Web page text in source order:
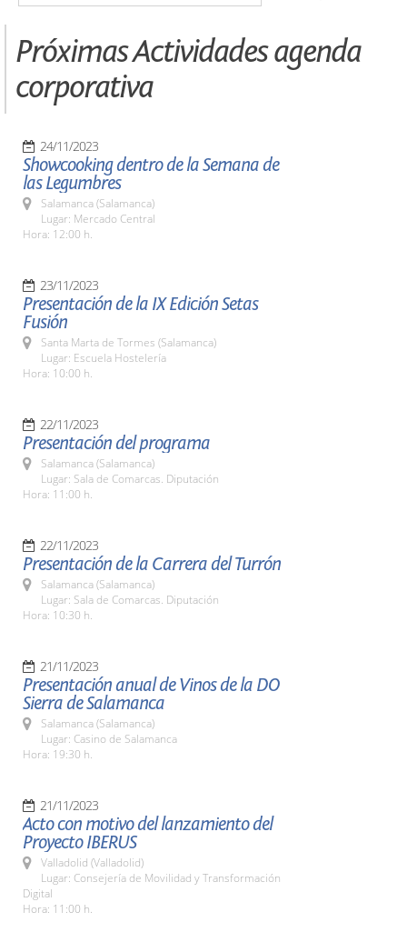
Próximas Actividades agenda
corporativa
24/11/2023
Showcooking dentro de la Semana de
las Legumbres
Salamanca (Salamanca)
Lugar: Mercado Central
Hora: 12:00 h.
23/11/2023
Presentación de la IX Edición Setas
Fusión
Santa Marta de Tormes (Salamanca)
Lugar: Escuela Hostelería
Hora: 10:00 h.
22/11/2023
Presentación del programa
Salamanca (Salamanca)
Lugar: Sala de Comarcas. Diputación
Hora: 11:00 h.
22/11/2023
Presentación de la Carrera del Turrón
Salamanca (Salamanca)
Lugar: Sala de Comarcas. Diputación
Hora: 10:30 h.
21/11/2023
Presentación anual de Vinos de la DO
Sierra de Salamanca
Salamanca (Salamanca)
Lugar: Casino de Salamanca
Hora: 19:30 h.
21/11/2023
Acto con motivo del lanzamiento del
Proyecto IBERUS
Valladolid (Valladolid)
Lugar: Consejería de Movilidad y Transformación
Digital
Hora: 11:00 h.